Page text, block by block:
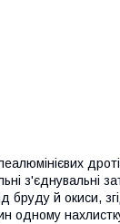
з'єднувальні
й окиси,
одному